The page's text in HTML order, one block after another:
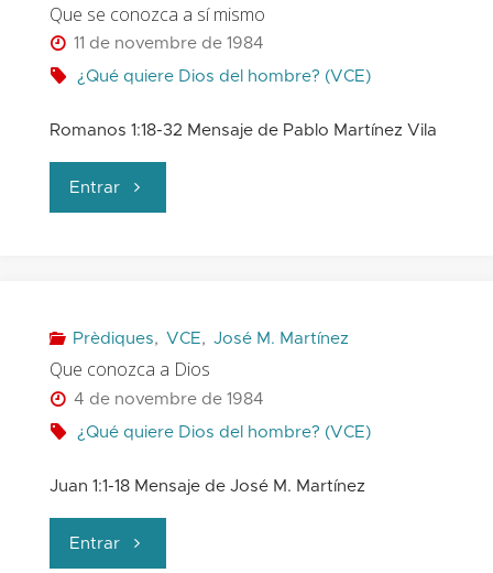
Que se conozca a sí mismo
11 de novembre de 1984
¿Qué quiere Dios del hombre? (VCE)
Romanos 1:18-32 Mensaje de Pablo Martínez Vila
Entrar"Que
a
mismo"
Prèdiques, VCE, José M. Martínez
Que conozca a Dios
4 de novembre de 1984
¿Qué quiere Dios del hombre? (VCE)
Juan 1:1-18 Mensaje de José M. Martínez
Entrar"Que